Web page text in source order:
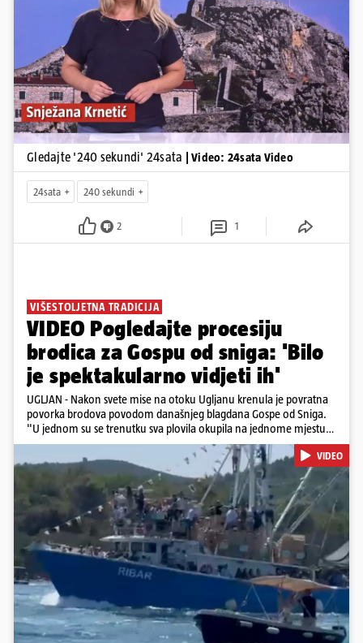
Pokretanje videa...
Gledajte '240 sekundi' 24sata | Video: 24sata Video
24sata 240 sekundi
2 1
VIŠESTOLJETNA TRADICIJA
VIDEO Pogledajte procesiju
brodica za Gospu od sniga: 'Bilo
je spektakularno vidjeti ih'
UGLJAN - Nakon svete mise na otoku Ugljanu krenula je povratna
povorka brodova povodom današnjeg blagdana Gospe od Sniga.
"U jednom su se trenutku sva plovila okupila na jednome mjestu
te sinkronizirano kružila sljedećih deset minuta, što je izgledalo
spektakularno", kazala nam je čitateljica koja je snimila povorku.
Posebno atraktivan prizor bio je, kako je rekla, kada su se pojedini
sudionici popeli na vrhove brodova i mahali upaljenim bakljama.
Na nekim su brodovima bili svirači, što je dodatno pridonijelo
živosti prizora. Riječ je o višestoljetnoj tradiciji, koja se neprekidno
održava od 1514. godine. U sklopu proslave održat će se i
tradicionalna Kukljiška fešta, koja će započeti u popodnevnim
satima s tradicionalnim dalmatinskim igrama.
Pokretanje videa...
VIDEO